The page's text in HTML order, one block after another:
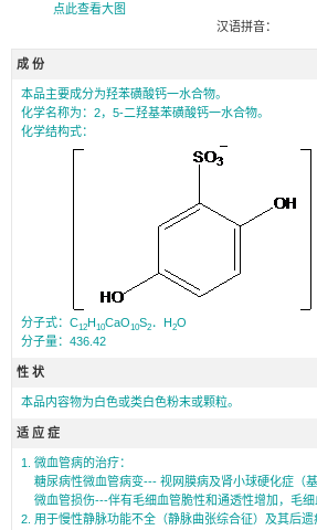
点此查看大图
汉语拼音：
成 份
本品主要成分为羟苯磺酸钙一水合物。
化学名称为：2，5-二羟基苯磺酸钙一水合物。
化学结构式：
分子式：C12H10CaO10S2．H2O
分子量：436.42
性 状
本品内容物为白色或类白色粉末或颗粒。
适 应 症
1. 微血管病的治疗：
糖尿病性微血管病变--- 视网膜病及肾小球硬化症（基
微血管损伤---伴有毛细血管脆性和通透性增加，毛细
2. 用于慢性静脉功能不全（静脉曲张综合征）及其后